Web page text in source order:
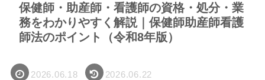
保健師・助産師・看護師の資格・処分・業
務をわかりやすく解説｜保健師助産師看護
師法のポイント（令和8年版）
2026.06.18 2026.06.22